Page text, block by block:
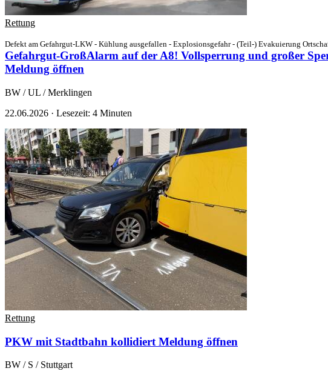
Rettung
Defekt am Gefahrgut-LKW - Kühlung ausgefallen - Explosionsgefahr - (Teil-) Evakuierung
Gefahrgut-GroßAlarm auf der A8! Vollsperrung und großer
Meldung öffnen
BW / UL / Merklingen
22.06.2026 · Lesezeit: 4 Minuten
Rettung
PKW mit Stadtbahn kollidiert Meldung öffnen
BW / S / Stuttgart